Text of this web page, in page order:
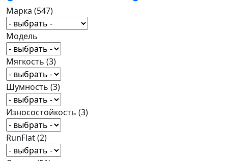
Марка (547)
Модель
Мягкость (3)
Шумность (3)
Износостойкость (3)
RunFlat(2)